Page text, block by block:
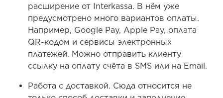
расширение от Interkassa. В нём уже
предусмотрено много вариантов оплаты.
Например, Google Pay, Apple Pay, оплата
QR-кодом и сервисы электронных
платежей. Можно отправить клиенту
ссылку на оплату счёта в SMS или на Email.
Работа с доставкой. Сюда относится не